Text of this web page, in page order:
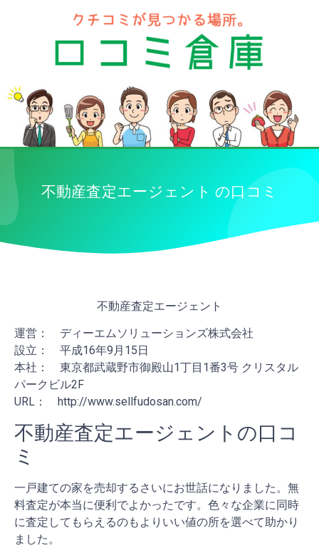
不動産査定エージェント の口コミ
不動産査定エージェント
運営： ディーエムソリューションズ株式会社
設立： 平成16年9月15日
本社： 東京都武蔵野市御殿山1丁目1番3号 クリスタル
パークビル2F
URL： http://www.sellfudosan.com/
不動産査定エージェントの口コ
ミ
一戸建ての家を売却するさいにお世話になりました。無
料査定が本当に便利でよかったです。色々な企業に同時
に査定してもらえるのもよりいい値の所を選べて助かり
ました。